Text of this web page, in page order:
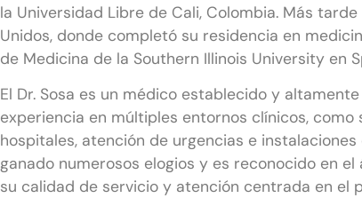
la Universidad Libre de Cali, Colombia. Más
Unidos, donde completó su residencia en
de Medicina de la Southern Illinois University en
El Dr. Sosa es un médico establecido y
experiencia en múltiples entornos clínicos, como
hospitales, atención de urgencias e
ganado numerosos elogios y es reconocido en
su calidad de servicio y atención centrada en el